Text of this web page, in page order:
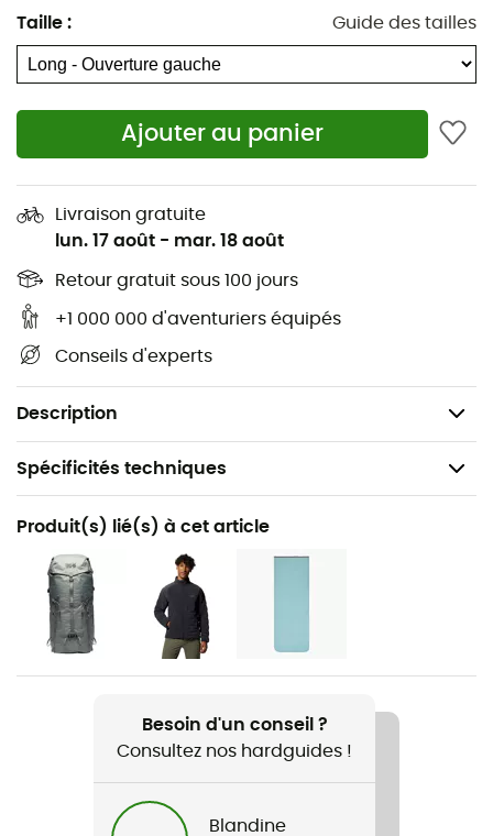
Taille : Guide des tailles
Ajouter au panier
Livraison gratuite
lun. 17 août - mar. 18 août
Retour gratuit sous 100 jours
+1 000 000 d'aventuriers équipés
Conseils d'experts
Description
Matériaux : Nylon Ripstop recyclé 20D
Compartiment pour les pieds
Fermeture éclair double sens
Sac de rangement inclus
Température de confort : -3°
Température limite : -9°
Température extrême : -27°
Poids : 1 546 g
Spécificités techniques
Recommandé pour
Randonnée / Trekking / Camping
Genre
Homme / Femme
Poids
Nom du produit
Lamina Eco AF 15F/-9C
Produit(s) lié(s) à cet article
Besoin d'un conseil ?
Consultez nos hardguides !
Blandine